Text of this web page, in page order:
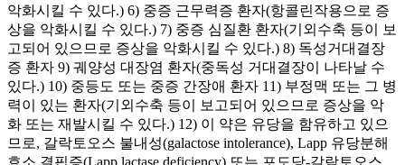
악화시킬 수 있다.) 6) 중증 근무력증 환자(항콜린작용으로 증
상을 악화시킬 수 있다.) 7) 중증 심질환 환자(기외수축 등이 보
고되어 있으므로 증상을 악화시킬 수 있다.) 8) 독성거대결장
증 환자 9) 궤양성 대장염 환자(중독성 거대결장이 나타날 수
있다.) 10) 중등도 또는 중증 간장애 환자 11) 부정맥 또는 그 병
력이 있는 환자(기외수축 등이 보고되어 있으므로 증상을 악
화 또는 재발시킬 수 있다.) 12) 이 약은 유당을 함유하고 있으
므로, 갈락토오스 불내성(galactose intolerance), Lapp 유당분해
효소 결핍증(Lapp lactase deficiency) 또는 포도당-갈락토오스